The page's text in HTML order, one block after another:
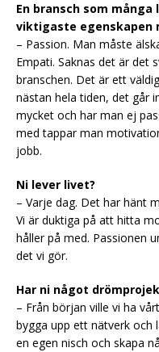
En bransch som
viktigaste egenskapen
– Passion. Man måste
Empati. Saknas det är det
branschen. Det är ett
nästan hela tiden, det går
mycket och har man ej
med tappar man
jobb.
Ni lever livet?
– Varje dag. Det har hänt
Vi är duktiga på att hitta
håller på med. Passionen
det vi gör.
Har ni något
– Från början ville vi ha
bygga upp ett nätverk och
en egen nisch och skapa